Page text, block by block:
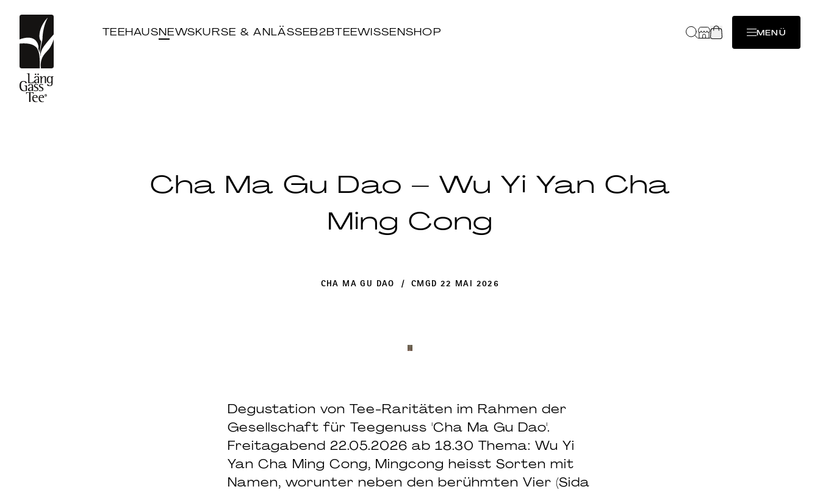
TEEHAUSNEWSKURSE & ANLÄSSEB2BTEEWISSENSHOP MENÜ
Cha Ma Gu Dao – Wu Yi Yan Cha
Ming Cong
CHA MA GU DAO / CMGD 22 MAI 2026
Degustation von Tee-Raritäten im Rahmen der
Gesellschaft für Teegenuss 'Cha Ma Gu Dao'.
Freitagabend 22.05.2026 ab 18.30 Thema: Wu Yi
Yan Cha Ming Cong, Mingcong heisst Sorten mit
Namen, worunter neben den berühmten Vier (Sida